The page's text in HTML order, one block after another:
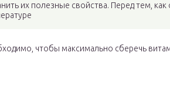
их полезные свойства. Перед тем,
чтобы максимально сберечь